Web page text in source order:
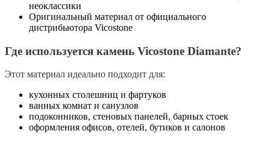
неоклассики
Оригинальный материал от официального
дистрибьютора Vicostone
Где используется камень Vicostone Diamante?
Этот материал идеально подходит для:
кухонных столешниц и фартуков
ванных комнат и санузлов
подоконников, стеновых панелей, барных стоек
оформления офисов, отелей, бутиков и салонов